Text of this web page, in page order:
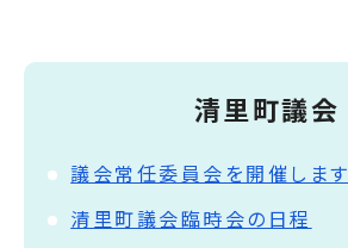
清里町議会
議会常任委員会を開催します
清里町議会臨時会の日程